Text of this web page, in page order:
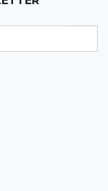
boxes
do